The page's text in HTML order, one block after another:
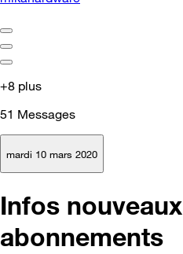
+8 plus
51 Messages
mardi 10 mars 2020
Infos nouveaux
abonnements